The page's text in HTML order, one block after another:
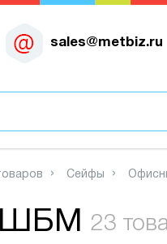
sales@metbiz.ru
Сейфы
ШБМ 23